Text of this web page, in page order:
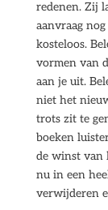
redenen. Zij
aanvraag
kosteloos.
vormen van
aan je uit.
niet het
trots zit te
boeken
de winst van
nu in een
verwijderen